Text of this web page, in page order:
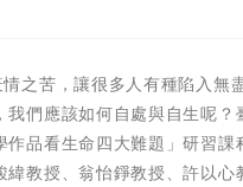
之苦，讓很多人有種陷入
們應該如何自處與自生呢？
品看生命四大難題」研習
教授、翁怡錚教授、許以心